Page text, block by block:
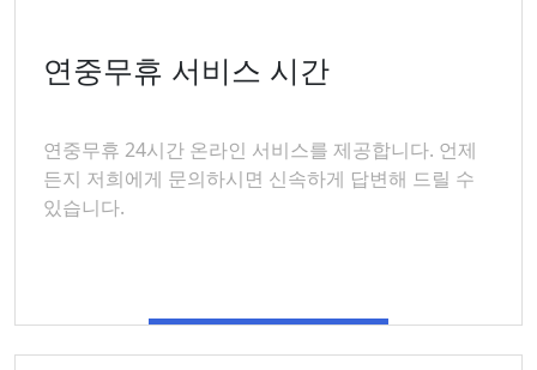
연중무휴 서비스 시간
연중무휴 24시간 온라인 서비스를 제공합니다. 언제
든지 저희에게 문의하시면 신속하게 답변해 드릴 수
있습니다.